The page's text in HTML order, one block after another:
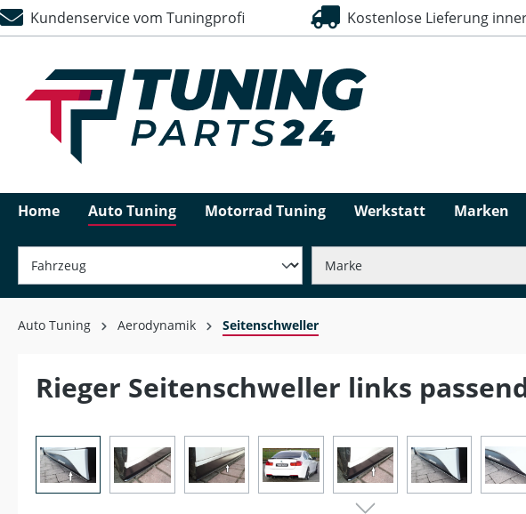
Zur Hauptnavigation springen
Kundenservice vom Tuningprofi Kostenlose Lieferung
Home Auto Tuning Motorrad Tuning Werkstatt Marken
Auto Tuning Aerodynamik Seitenschweller
Rieger Seitenschweller links
Bildergalerie überspringen